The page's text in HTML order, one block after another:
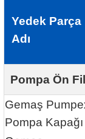
Yedek Parça
Adı
Pompa Ön
Gemaş
Pompa Kapağı